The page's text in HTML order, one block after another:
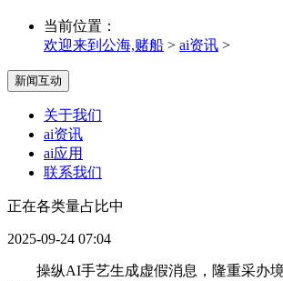
当前位置：
欢迎来到公海,赌船 > ai资讯 >
新闻互动
关于我们
ai资讯
ai应用
联系我们
正在各类量占比中
2025-09-24 07:04
操纵AI手艺生成虚假消息，隆重采办境